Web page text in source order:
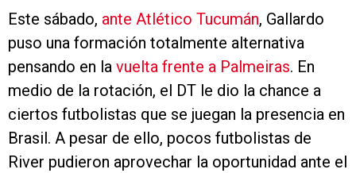
Este sábado, ante Atlético Tucumán, Gallardo
puso una formación totalmente alternativa
pensando en la vuelta frente a Palmeiras. En
medio de la rotación, el DT le dio la chance a
ciertos futbolistas que se juegan la presencia en
Brasil. A pesar de ello, pocos futbolistas de
River pudieron aprovechar la oportunidad ante el